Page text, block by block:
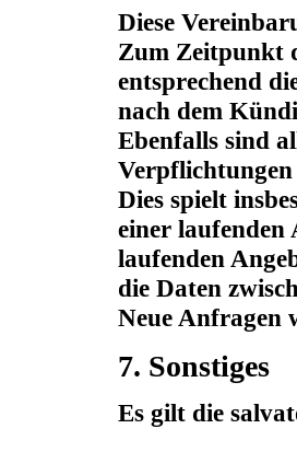
Diese
Zum Zeitpunkt
entsprechend
nach dem
Ebenfalls sind
Verpflichtungen
Dies spielt
einer laufenden
laufenden
die Daten
Neue Anfragen
7. Sonstiges
Es gilt die